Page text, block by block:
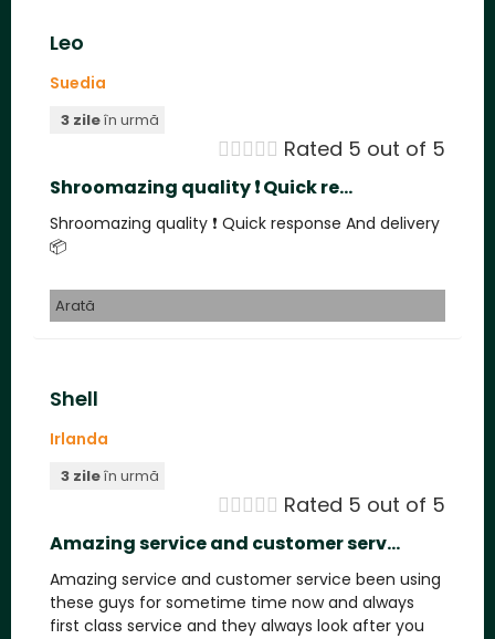
Leo
Suedia
3 zileîn urmă
 Rated 5 out of 5
Shroomazing quality ❗️ Quick re...
Shroomazing quality ❗️ Quick response And delivery
📦
Arată
Shell
Irlanda
3 zileîn urmă
 Rated 5 out of 5
Amazing service and customer serv...
Amazing service and customer service been using
these guys for sometime time now and always
first class service and they always look after you